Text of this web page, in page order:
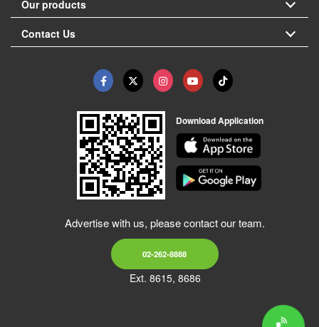
Our products
Contact Us
Download Application
Advertise with us, please contact our team.
02-262-8888
Ext. 8615, 8686